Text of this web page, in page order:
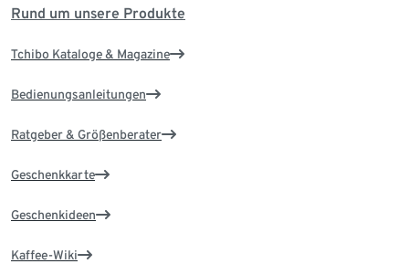
Rund um unsere Produkte
Tchibo Kataloge & Magazine
Bedienungsanleitungen
Ratgeber & Größenberater
Geschenkkarte
Geschenkideen
Kaffee-Wiki